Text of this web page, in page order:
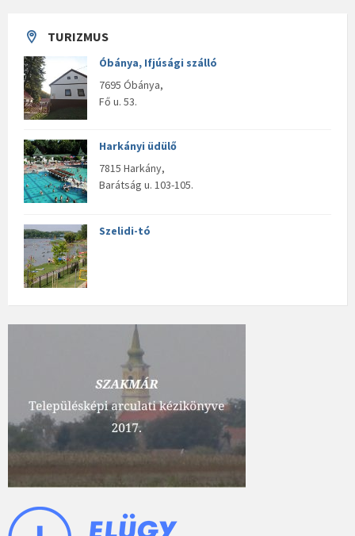
TURIZMUS
Óbánya, Ifjúsági szálló
7695 Óbánya,
Fő u. 53.
Harkányi üdülő
7815 Harkány,
Barátság u. 103-105.
Szelidi-tó